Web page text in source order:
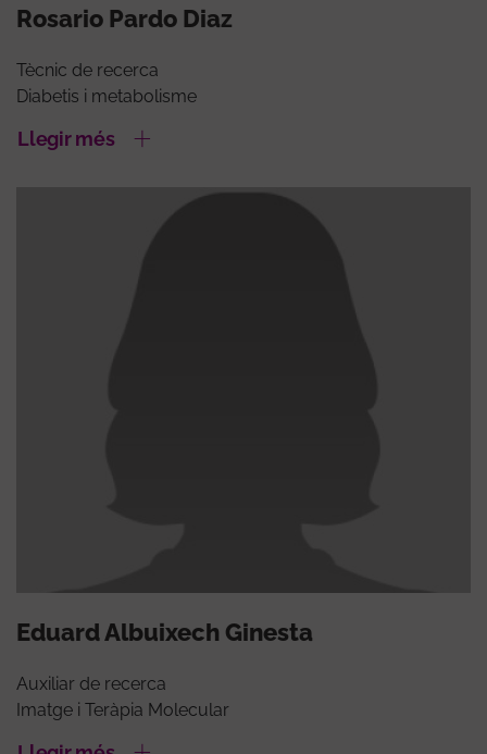
Rosario Pardo Diaz
Tècnic de recerca
Diabetis i metabolisme
Llegir més
Eduard Albuixech Ginesta
Auxiliar de recerca
Imatge i Teràpia Molecular